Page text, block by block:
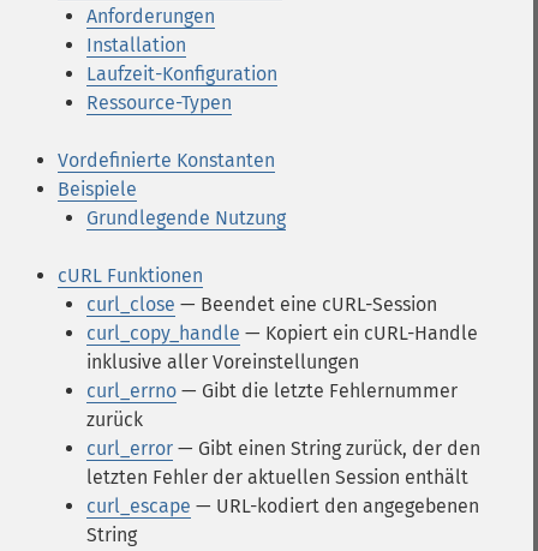
Anforderungen
Installation
Laufzeit-Konfiguration
Ressource-Typen
Vordefinierte Konstanten
Beispiele
Grundlegende Nutzung
cURL Funktionen
curl_close — Beendet eine cURL-Session
curl_copy_handle — Kopiert ein cURL-Handle
inklusive aller Voreinstellungen
curl_errno — Gibt die letzte Fehlernummer
zurück
curl_error — Gibt einen String zurück, der den
letzten Fehler der aktuellen Session enthält
curl_escape — URL-kodiert den angegebenen
String